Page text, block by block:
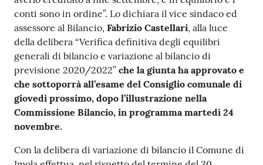
PNRR
Servizi
on-
line
Seguici
su
conti sono in ordine”. Lo dichiara il vice sindaco ed
assessore al Bilancio, Fabrizio Castellari, alla luce
della delibera “Verifica definitiva degli equilibri
generali di bilancio e variazione al bilancio di
previsione 2020/2022” che la giunta ha approvato e
che sottoporrà all’esame del Consiglio comunale di
giovedì prossimo, dopo l’illustrazione nella
Commissione Bilancio, in programma martedì 24
novembre.
Con la delibera di variazione di bilancio il Comune di